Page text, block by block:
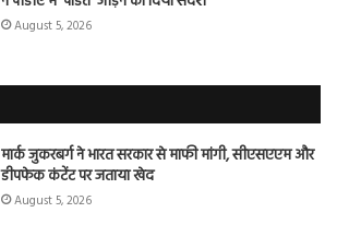
August 5, 2026
मार्क जुकरबर्ग ने भारत सरकार से माफी मांगी, सीएसएएम और
डीपफेक कंटेंट पर जताया खेद
August 5, 2026